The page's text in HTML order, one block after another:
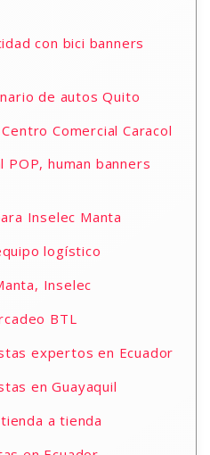
con bici banners
de autos Quito
Comercial Caracol
human banners
Inselec Manta
logístico
Inselec
BTL
expertos en Ecuador
en Guayaquil
a tienda